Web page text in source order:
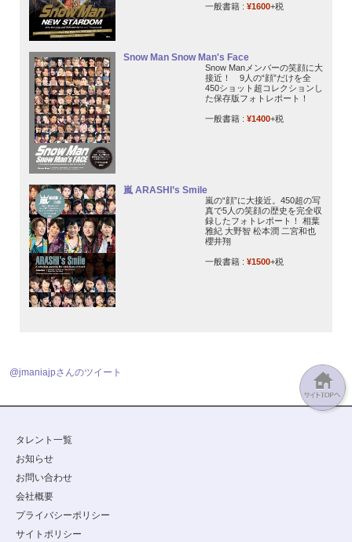
一般書籍 : ¥1600+税
Snow Man Snow Man's Face
Snow Manメンバーの笑顔に大
接近！ 9人の“顔”だけを全
450ショット超コレクションし
た保存版フォトレポート！
一般書籍 : ¥1400+税
嵐 ARASHI’s Smile
嵐の“顔”に大接近。450超の写
真で5人の笑顔の歴史を完全収
録したフォトレポート！ 相葉
雅紀 大野智 松本潤 二宮和也
櫻井翔
一般書籍 : ¥1500+税
@jmaniajpさんのツイート
タレント一覧
お知らせ
お問い合わせ
会社概要
プライバシーポリシー
サイトポリシー